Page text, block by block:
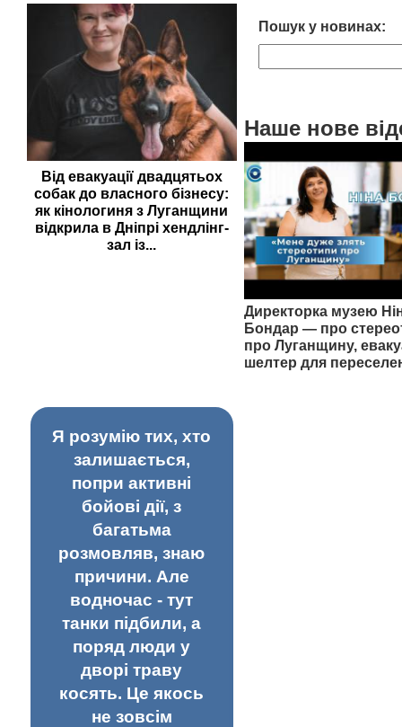
Від евакуації двадцятьох
собак до власного бізнесу:
як кінологиня з Луганщини
відкрила в Дніпрі хендлінг-
зал із...
Пошук у новинах:
Наше нове
Директорка музею
Бондар — про
про Луганщину,
шелтер для
Я розумію тих, хто
залишається,
попри активні
бойові дії, з
багатьма
розмовляв, знаю
причини. Але
водночас - тут
танки підбили, а
поряд люди у
дворі траву
косять. Це якось
не зовсім